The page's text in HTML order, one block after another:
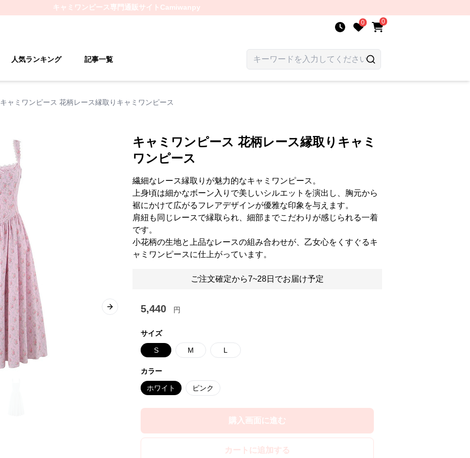
キャミワンピース専門通販サイト Camiwanpy
0 0
人気ランキング 記事一覧
キャミワンピース 花柄レース縁取りキャミワンピース
Next slide
キャミワンピース 花柄レース縁取りキャミ
ワンピース
繊細なレース縁取りが魅力的なキャミワンピース。
上身頃は細かなボーン入りで美しいシルエットを演出し、胸元から
裾にかけて広がるフレアデザインが優雅な印象を与えます。
肩紐も同じレースで縁取られ、細部までこだわりが感じられる一着
です。
小花柄の生地と上品なレースの組み合わせが、乙女心をくすぐるキ
ャミワンピースに仕上がっています。
ご注文確定から7~28日でお届け予定
5,440 円
サイズ
S M L
カラー
ホワイト ピンク
購入画面に進む
カートに追加する